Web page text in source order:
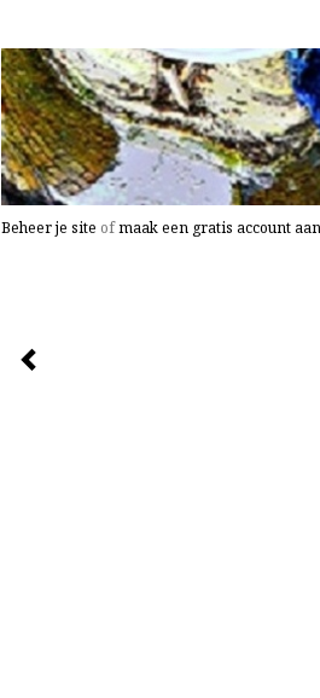
Beheer je site ofmaak een gratis account aan